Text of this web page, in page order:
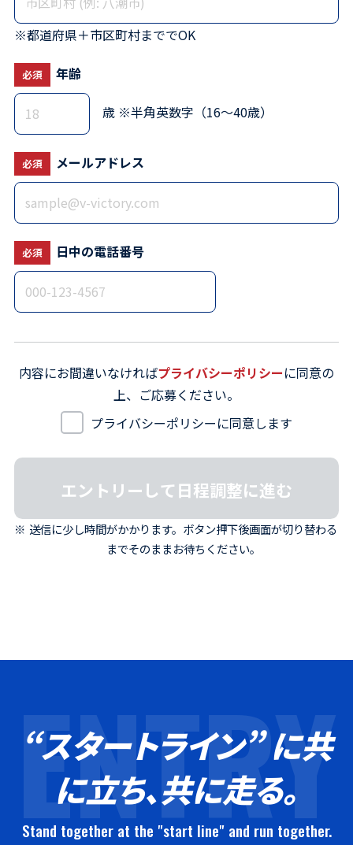
※都道府県＋市区町村まででOK
必須 年齢
歳 ※半角英数字（16〜40歳）
必須 メールアドレス
必須 日中の電話番号
内容にお間違いなければプライバシーポリシーに同意の
上、ご応募ください。
プライバシーポリシーに同意します
送信に少し時間がかかります。ボタン押下後画面が切り替わる
までそのままお待ちください。
“スタートライン” に共
に立ち、共に走る。
Stand together at the "start line" and run together.
ENTRY